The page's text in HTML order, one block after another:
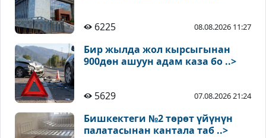
6225 08.08.2026 11:27
Бир жылда жол кырсыгынан
900дөн ашуун адам каза бо ..>
5629 07.08.2026 21:24
Бишкектеги №2 төрөт үйүнүн
палатасынан кантала таб ..>